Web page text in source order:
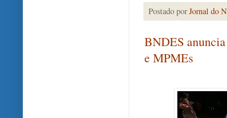
Postado porJornal do
BNDES
e MPMEs